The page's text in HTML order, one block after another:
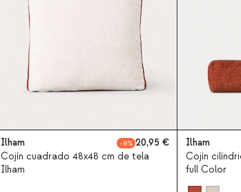
Ilham 8
20,95
Cojín cuadrado 48x48 cm de tela
Ilham
Ilham
Cojín
full Color